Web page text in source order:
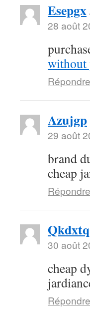
Esepgx
28 août
without
Répondre
Azujgp
29 août
brand
cheap
Répondre
Qkdxtq
30 août
cheap
Répondre